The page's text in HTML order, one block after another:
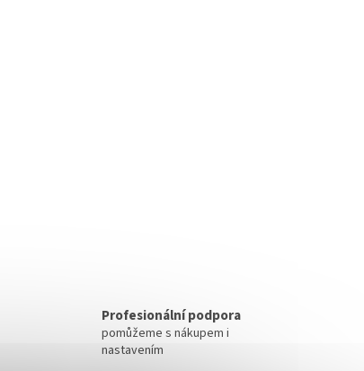
Profesionální podpora
pomůžeme s nákupem i
nastavením